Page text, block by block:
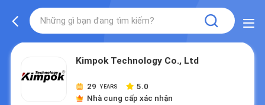
Kimpok Technology Co., Ltd
29 YEARS
5.0
Nhà cung cấp xác nhận